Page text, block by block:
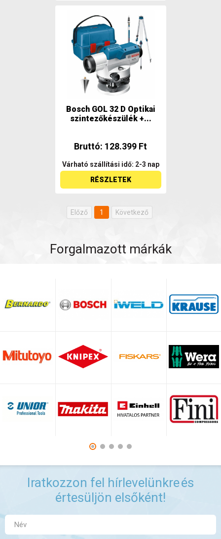
Bosch GOL 32 D Optikai
szintezőkészülék +...
Bruttó: 128.399 Ft
Várható szállítási idő: 2-3 nap
RÉSZLETEK
Előző 1 Következő
Forgalmazott márkák
Iratkozzon fel hírlevelünkreés
értesüljön elsőként!